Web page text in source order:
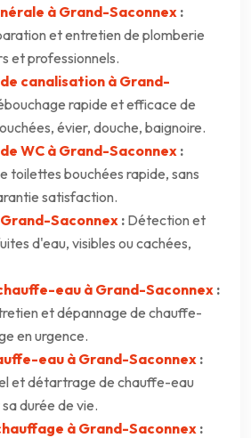
à Grand-Saconnex :
et entretien de plomberie
et professionnels.
canalisation à Grand-
rapide et efficace de
évier, douche, baignoire.
WC à Grand-Saconnex :
toilettes bouchées rapide, sans
satisfaction.
Saconnex : Détection et
d'eau, visibles ou cachées,
eau à Grand-Saconnex :
et dépannage de chauffe-
en urgence.
eau à Grand-Saconnex :
et détartrage de chauffe-eau
durée de vie.
à Grand-Saconnex :